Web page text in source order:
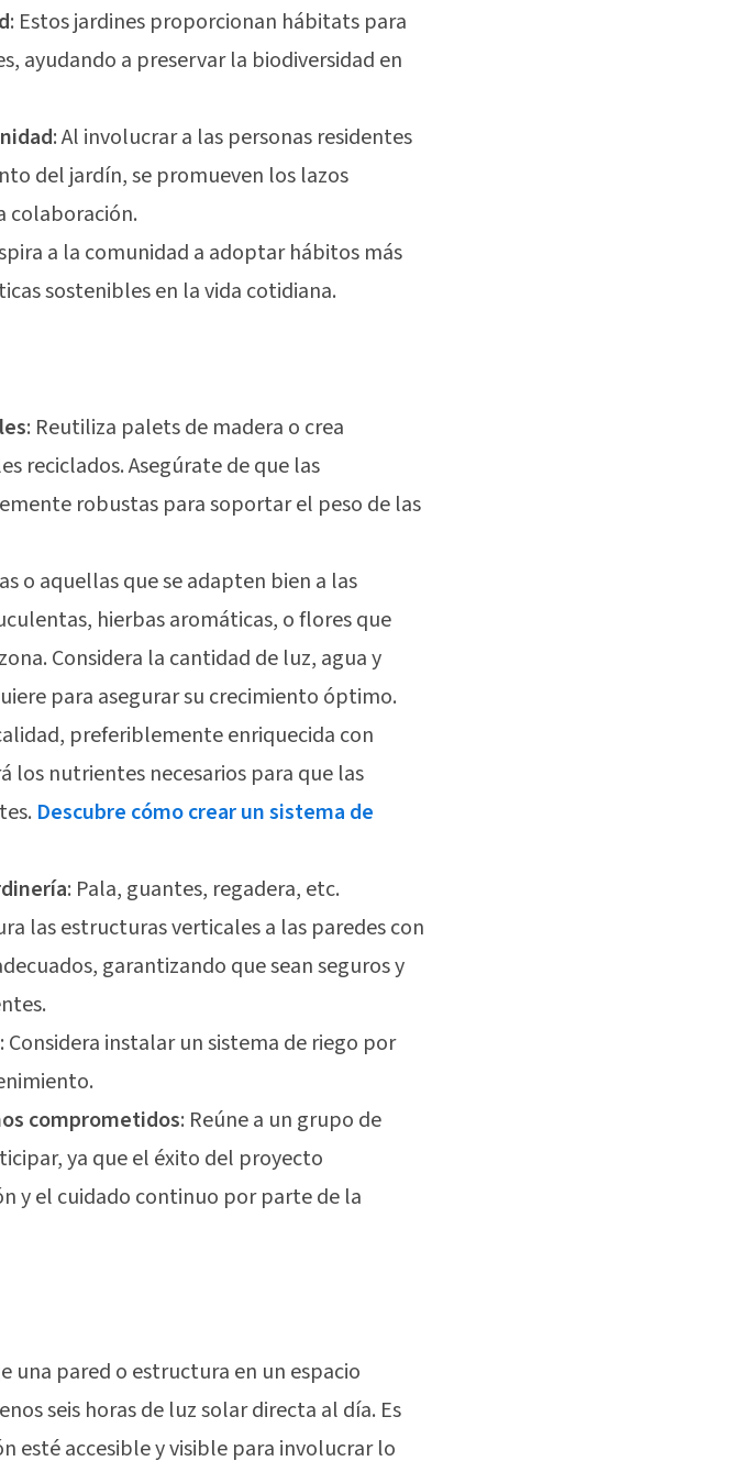
: Estos jardines proporcionan hábitats para
ayudando a preservar la biodiversidad en
: Al involucrar a las personas residentes
del jardín, se promueven los lazos
colaboración.
a la comunidad a adoptar hábitos más
sostenibles en la vida cotidiana.
: Reutiliza palets de madera o crea
reciclados. Asegúrate de que las
robustas para soportar el peso de las
o aquellas que se adapten bien a las
hierbas aromáticas, o flores que
Considera la cantidad de luz, agua y
para asegurar su crecimiento óptimo.
preferiblemente enriquecida con
los nutrientes necesarios para que las
Descubre cómo crear un sistema de
: Pala, guantes, regadera, etc.
las estructuras verticales a las paredes con
garantizando que sean seguros y
: Considera instalar un sistema de riego por
comprometidos: Reúne a un grupo de
ya que el éxito del proyecto
y el cuidado continuo por parte de la
una pared o estructura en un espacio
seis horas de luz solar directa al día. Es
esté accesible y visible para involucrar lo